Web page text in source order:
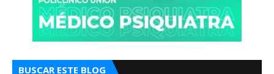
BUSCAR ESTE BLOG